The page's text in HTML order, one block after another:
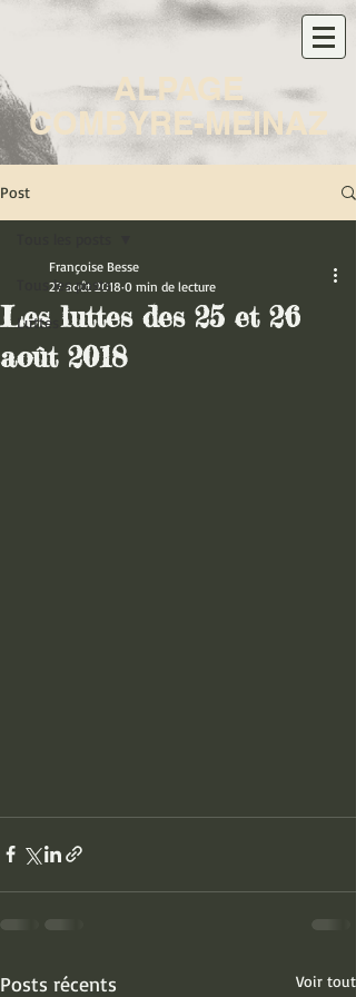
ALPAGE
COMBYRE-MEINAZ
Post
Tous les posts
Luttes
Les luttes des 25 et 26
août 2018
Françoise Besse
27 août 2018 0 min de lecture
Posts récents Voir tout